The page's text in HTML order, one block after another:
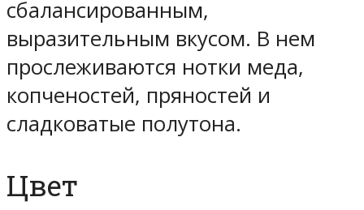
сбалансированным,
выразительным вкусом. В нем
прослеживаются нотки меда,
копченостей, пряностей и
сладковатые полутона.
Цвет